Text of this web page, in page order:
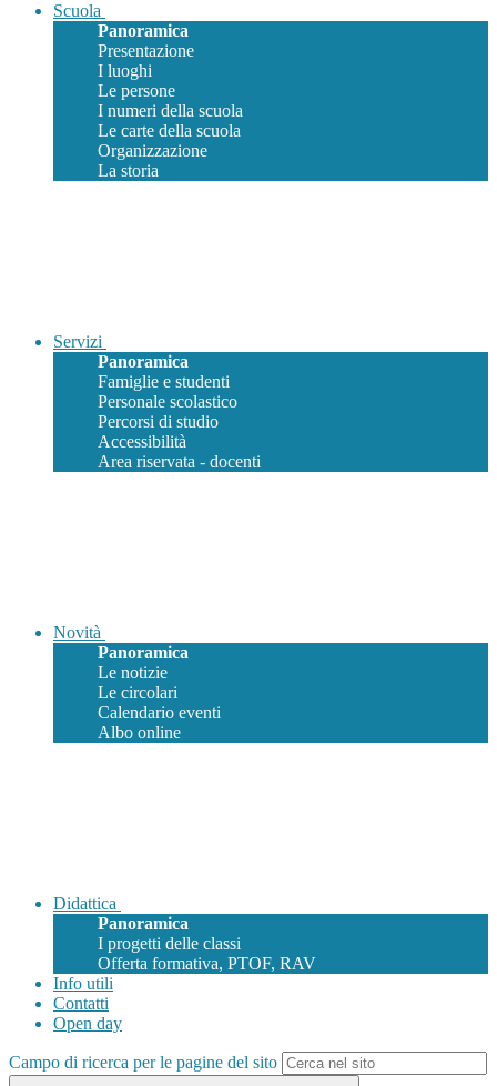
Scuola
Panoramica
Presentazione
I luoghi
Le persone
I numeri della scuola
Le carte della scuola
Organizzazione
La storia
Servizi
Panoramica
Famiglie e studenti
Personale scolastico
Percorsi di studio
Accessibilità
Area riservata - docenti
Novità
Panoramica
Le notizie
Le circolari
Calendario eventi
Albo online
Didattica
Panoramica
I progetti delle classi
Offerta formativa, PTOF, RAV
Info utili
Contatti
Open day
Campo di ricerca per le pagine del sito